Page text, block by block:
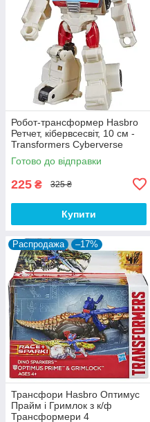
Робот-трансформер Hasbro
Ретчет, кібервсесвіт, 10 см -
Transformers Cyberverse
Grapple Grab
Готово до відправки
225 ₴ 325 ₴
Купити
Распродажа –17%
Трансфори Hasbro Оптимус
Прайм і Гримлок з к/ф
Трансформери 4